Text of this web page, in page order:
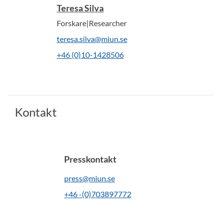
Teresa Silva
Forskare|Researcher
teresa.silva@miun.se
+46 (0)10-1428506
Kontakt
Presskontakt
press@miun.se
+46 -(0)703897772